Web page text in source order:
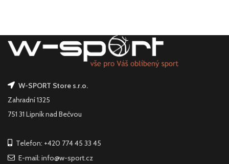
W-SPORT Store s.r.o.
Zahradní 1325
751 31 Lipník nad Bečvou
Telefon: +420 774 45 33 45
E-mail: info@w-sport.cz